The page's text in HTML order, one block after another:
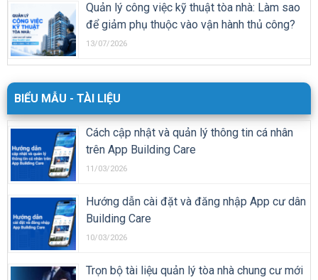
Quản lý công việc kỹ thuật tòa nhà: Làm sao
để giảm phụ thuộc vào vận hành thủ công?
13/07/2026
BIỂU MẪU - TÀI LIỆU
Cách cập nhật và quản lý thông tin cá nhân
trên App Building Care
11/03/2026
Hướng dẫn cài đặt và đăng nhập App cư dân
Building Care
10/03/2026
Trọn bộ tài liệu quản lý tòa nhà chung cư mới